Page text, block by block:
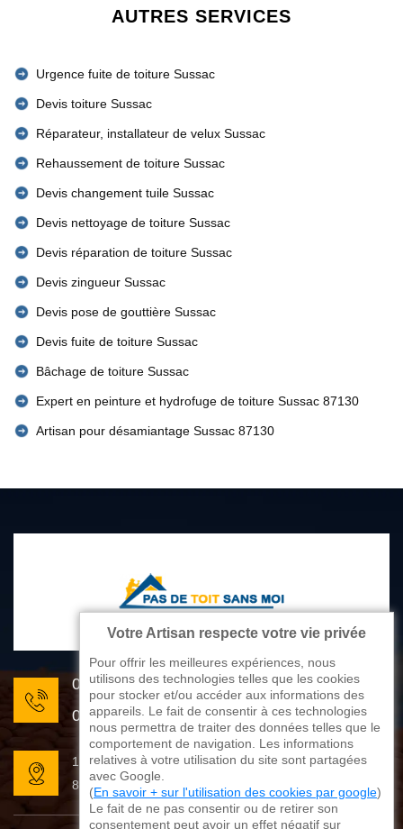
AUTRES SERVICES
Urgence fuite de toiture Sussac
Devis toiture Sussac
Réparateur, installateur de velux Sussac
Rehaussement de toiture Sussac
Devis changement tuile Sussac
Devis nettoyage de toiture Sussac
Devis réparation de toiture Sussac
Devis zingueur Sussac
Devis pose de gouttière Sussac
Devis fuite de toiture Sussac
Bâchage de toiture Sussac
Expert en peinture et hydrofuge de toiture Sussac 87130
Artisan pour désamiantage Sussac 87130
05 33 06 22 81
07 80 33 28 62
176 avenue de Limoges
87270 Couzeix
Votre Artisan respecte votre vie privée
Pour offrir les meilleures expériences, nous
utilisons des technologies telles que les cookies
pour stocker et/ou accéder aux informations des
appareils. Le fait de consentir à ces technologies
nous permettra de traiter des données telles que le
comportement de navigation. Les informations
relatives à votre utilisation du site sont partagées
avec Google.
(En savoir + sur l'utilisation des cookies par google)
Le fait de ne pas consentir ou de retirer son
consentement peut avoir un effet négatif sur